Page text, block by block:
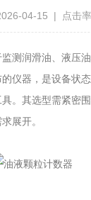
04-15 | 点击
监测润滑油、液压
仪器，是设备状
。其选型需紧密
展开。